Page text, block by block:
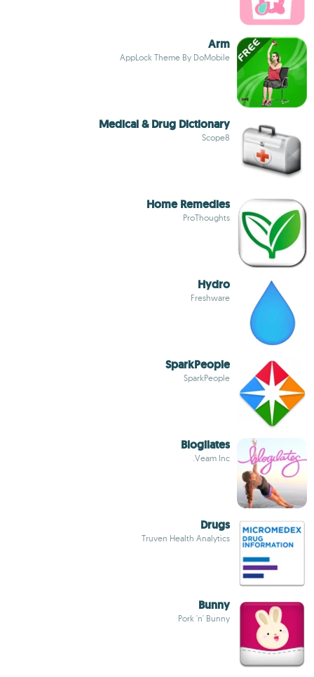
Arm
AppLock Theme By DoMobile
Medical & Drug Dictionary
Scope8
Home Remedies
ProThoughts
Hydro
Freshware
SparkPeople
SparkPeople
Blogilates
Veam Inc.
Drugs
Truven Health Analytics
Bunny
Pork 'n' Bunny